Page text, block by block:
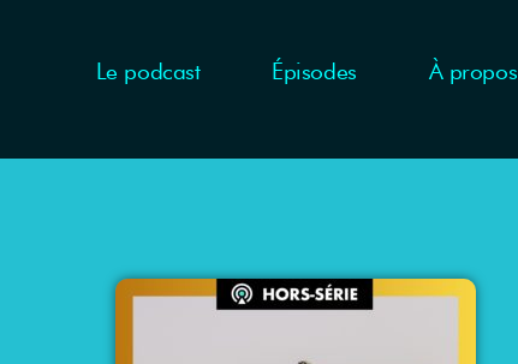
Le podcast Épisodes À propos